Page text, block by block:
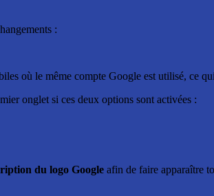
:
où le même compte Google est utilisé, ce
onglet si ces deux options sont activées :
du logo Google afin de faire apparaître